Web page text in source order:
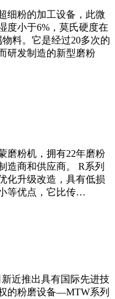
细粉的加工设备，此微
度小于6%，莫氏硬度在
料。它是经过20多次的
研发制造的新型磨粉
磨粉机，拥有22年磨粉
造商和供应商。 R系列
化升级改造，具有低损
等优点，它比传…
近推出具有国际先进技
的粉磨设备—MTW系列